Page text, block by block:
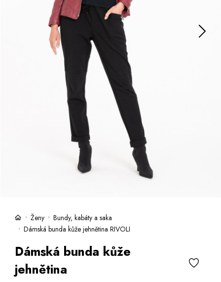
Prodejny Služby
Dárkové poukazy
Extra výhodné
Slevy
Bundy a kabáty -50 %
Slovensky
Ženy
Bundy, kabáty a saka
Dámská bunda kůže jehnětina RIVOLI
Dámská bunda kůže
jehnětina